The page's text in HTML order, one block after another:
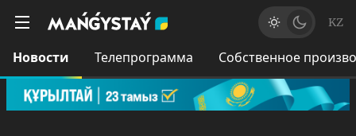
KZ
Новости Телепрограмма Собственное